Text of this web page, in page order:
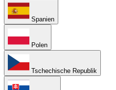
Spanien
Polen
Tschechische Republik